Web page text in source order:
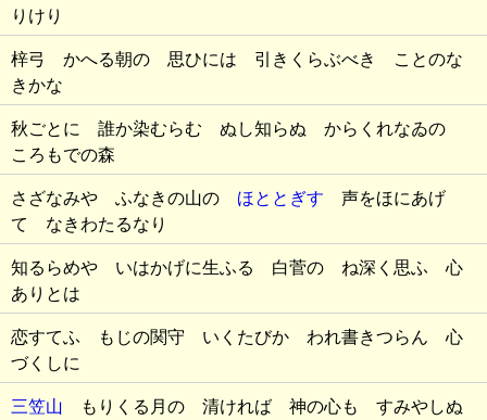
りけり
梓弓 かへる朝の 思ひには 引きくらぶべき ことのな
きかな
秋ごとに 誰か染むらむ ぬし知らぬ からくれなゐの
ころもでの森
さざなみや ふなきの山の ほととぎす 声をほにあげ
て なきわたるなり
知るらめや いはかげに生ふる 白菅の ね深く思ふ 心
ありとは
恋すてふ もじの関守 いくたびか われ書きつらん 心
づくしに
三笠山 もりくる月の 清ければ 神の心も すみやしぬ